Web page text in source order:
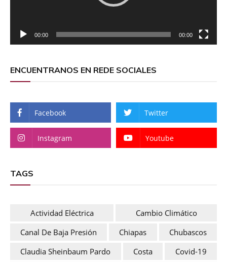
00:00 00:00
ENCUENTRANOS EN REDE SOCIALES
Facebook Twitter
Instagram Youtube
TAGS
Actividad Eléctrica
Cambio Climático
Canal De Baja Presión
Chiapas
Chubascos
Claudia Sheinbaum Pardo
Costa
Covid-19